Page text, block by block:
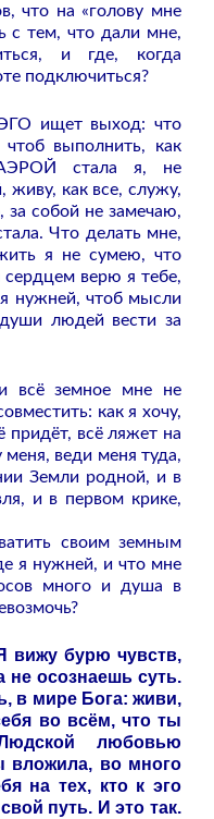
что на «голову мне
с тем, что дали мне,
и где, когда
подключиться?
ищет выход: что
выполнить, как
стала я, не
живу, как все, служу,
за собой не замечаю,
Что делать мне,
я не сумею, что
верю я тебе,
нужней, чтоб мысли
людей вести за
всё земное мне не
как я хочу,
придёт, всё ляжет на
веди меня туда,
Земли родной, и в
и в первом крике,
своим земным
я нужней, и что мне
много и душа в
вижу бурю чувств,
не осознаешь суть.
в мире Бога: живи,
во всём, что ты
любовью
вложила, во много
на тех, кто к эго
путь. И это так.